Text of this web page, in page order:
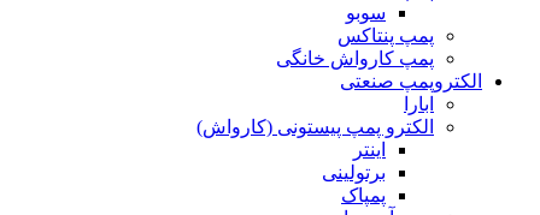
سوبو
پمپ پنتاکس
پمپ کارواش خانگی
الکتروپمپ صنعتی
ابارا
الکترو پمپ پیستونی (کارواش)
اینتر
برتولینی
پمپاک